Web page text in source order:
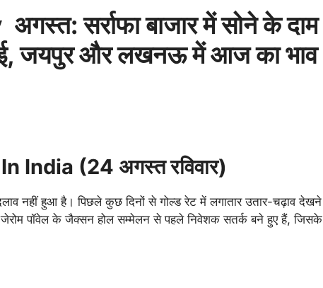
सर्राफा बाजार में सोने के दाम
जयपुर और लखनऊ में आज का भाव
India (24 अगस्त रविवार)
नहीं हुआ है। पिछले कुछ दिनों से गोल्ड रेट में लगातार उतार-चढ़ाव देखने
जेरोम पॉवेल के जैक्सन होल सम्मेलन से पहले निवेशक सतर्क बने हुए हैं, जिसके